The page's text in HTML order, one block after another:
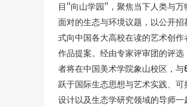
目“向山学园”，聚焦当下人类与万
面对的生态与环境议题，以公开招
式向中国各大高校在读的艺术创作
作品提案。经由专家评审团的评选
者将在中国美术学院象山校区，与
跃于国际生态思想与艺术实践、可
设计以及生态学研究领域的导师一